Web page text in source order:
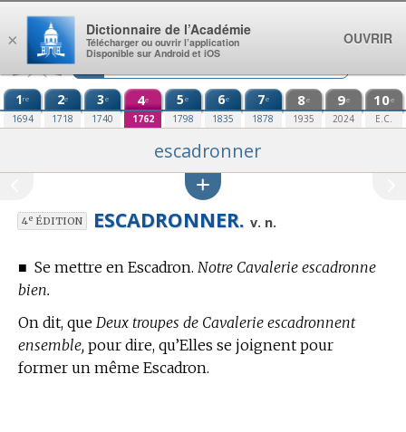
Aller au contenu
1re
1694
2e
1718
3e
1740
4e
1762
5e
1798
6e
1835
7e
1878
8e
1935
9e
2024
10e
E.C.
escadronner
4eÉDITION ESCADRONNER. v. n.
■ Se mettre en Escadron. Notre Cavalerie escadronne
bien.
On dit, que Deux troupes de Cavalerie escadronnent
ensemble, pour dire, qu’Elles se joignent pour
former un même Escadron.
×
Dictionnaire de l’Académie
Télécharger ou ouvrir l’application
Disponible sur Android et iOS
OUVRIR